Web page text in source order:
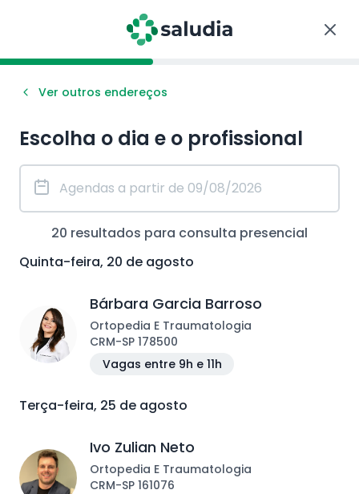
Ver outros endereços
Escolha o dia e o profissional
20 resultados para consulta presencial
Quinta-feira, 20 de agosto
Bárbara Garcia Barroso
Ortopedia E Traumatologia
CRM-SP 178500
Vagas entre 9h e 11h
Terça-feira, 25 de agosto
Ivo Zulian Neto
Ortopedia E Traumatologia
CRM-SP 161076